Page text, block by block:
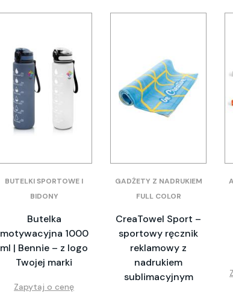
BUTELKI SPORTOWE I
BIDONY
Butelka
motywacyjna 1000
ml | Bennie – z logo
Twojej marki
Zapytaj o cenę
GADŻETY Z NADRUKIEM
FULL COLOR
CreaTowel Sport –
sportowy ręcznik
reklamowy z
nadrukiem
sublimacyjnym